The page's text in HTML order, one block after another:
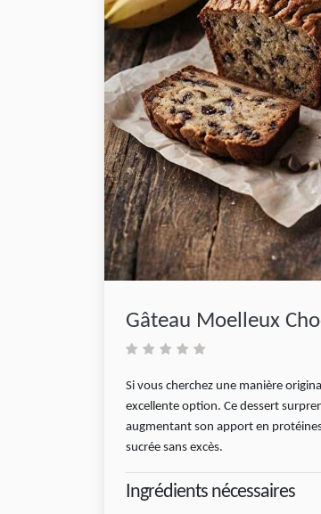
Gâteau Moelleux
Si vous cherchez une manière
excellente option. Ce dessert
augmentant son apport en
sucrée sans excès.
Ingrédients nécessaires